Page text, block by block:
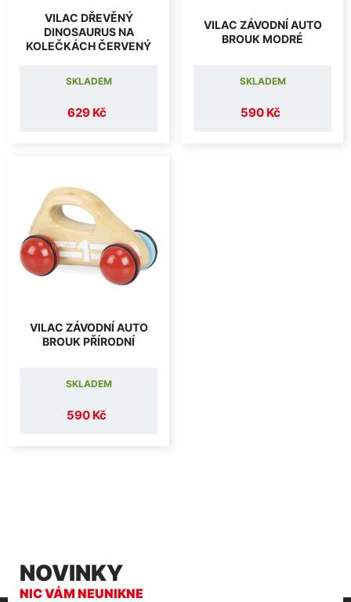
VILAC DŘEVĚNÝ
DINOSAURUS NA
KOLEČKÁCH ČERVENÝ
629 Kč
SKLADEM
VILAC ZÁVODNÍ AUTO
BROUK MODRÉ
590 Kč
SKLADEM
VILAC ZÁVODNÍ AUTO
BROUK PŘÍRODNÍ
590 Kč
SKLADEM
NOVINKY
NIC VÁM NEUNIKNE